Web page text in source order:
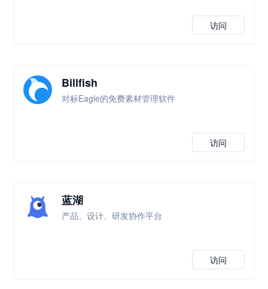
访问
Billfish
对标Eagle的免费素材管理软件
访问
蓝湖
产品、设计、研发协作平台
访问